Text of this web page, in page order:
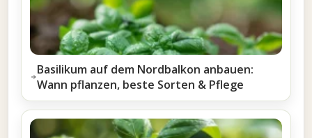
Basilikum auf dem Nordbalkon anbauen:
Wann pflanzen, beste Sorten & Pflege